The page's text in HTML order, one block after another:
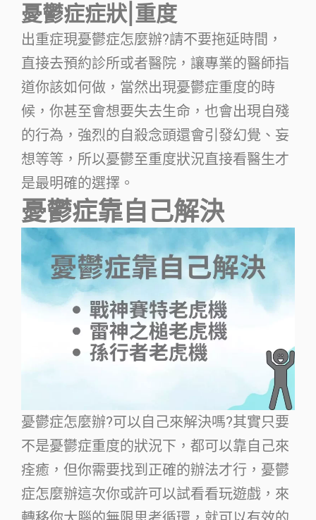
憂鬱症症狀|重度
出重症現憂鬱症怎麼辦?請不要拖延時間，
直接去預約診所或者醫院，讓專業的醫師指
道你該如何做，當然出現憂鬱症重度的時
候，你甚至會想要失去生命，也會出現自殘
的行為，強烈的自殺念頭還會引發幻覺、妄
想等等，所以憂鬱至重度狀況直接看醫生才
是最明確的選擇。
憂鬱症靠自己解決
憂鬱症怎麼辦?可以自己來解決嗎?其實只要
不是憂鬱症重度的狀況下，都可以靠自己來
痊癒，但你需要找到正確的辦法才行，憂鬱
症怎麼辦這次你或許可以試看看玩遊戲，來